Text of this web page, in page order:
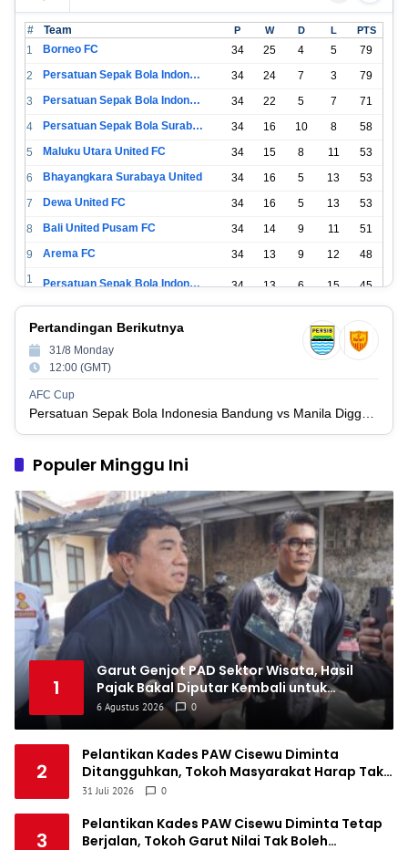
# Team P W D L PTS
1 Borneo FC 34 25 4 5
79
2
Persatuan Sepak Bola Indonesia Bandung 34 24 7 3
79
3
Persatuan Sepak Bola Indonesia Jakarta 34 22 5 7
71
4
Persatuan Sepak Bola Surabaya 34 16 10 8
58
5
Maluku Utara United FC 34 15 8 11
53
6
Bhayangkara Surabaya United 34 16 5 13
53
7
Dewa United FC 34 16 5 13
53
8
Bali United Pusam FC 34 14 9 11
51
9
Arema FC 34 13 9 12
48
1
Persatuan Sepak Bola Indonesia Tangerang 34 13 6 15 45
1
1
2
17
3
1
4
1
6
Persis Solo 34 8 10 16 34
1
7
Semen Padang FC 5 24 20
1
8
34 4 6 24 18
Pertandingan Berikutnya
31/8 Monday
12:00 (GMT)
AFC Cup
Populer Minggu Ini
1
Garut Genjot PAD Sektor Wisata, Hasil
Pajak Bakal Diputar Kembali untuk
Perbaiki Akses Jalan
6 Agustus 2026 0
2
Pelantikan Kades PAW Cisewu Diminta
Ditangguhkan, Tokoh Masyarakat Harap Tak
Ganggu Hasil Demokrasi
31 Juli 2026 0
3
Pelantikan Kades PAW Cisewu Diminta Tetap
Berjalan, Tokoh Garut Nilai Tak Boleh